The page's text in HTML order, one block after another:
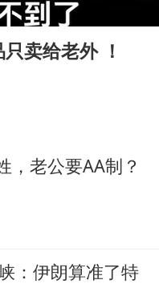
震
卖给老外 ！
，老公要AA制？
：伊朗算准了特